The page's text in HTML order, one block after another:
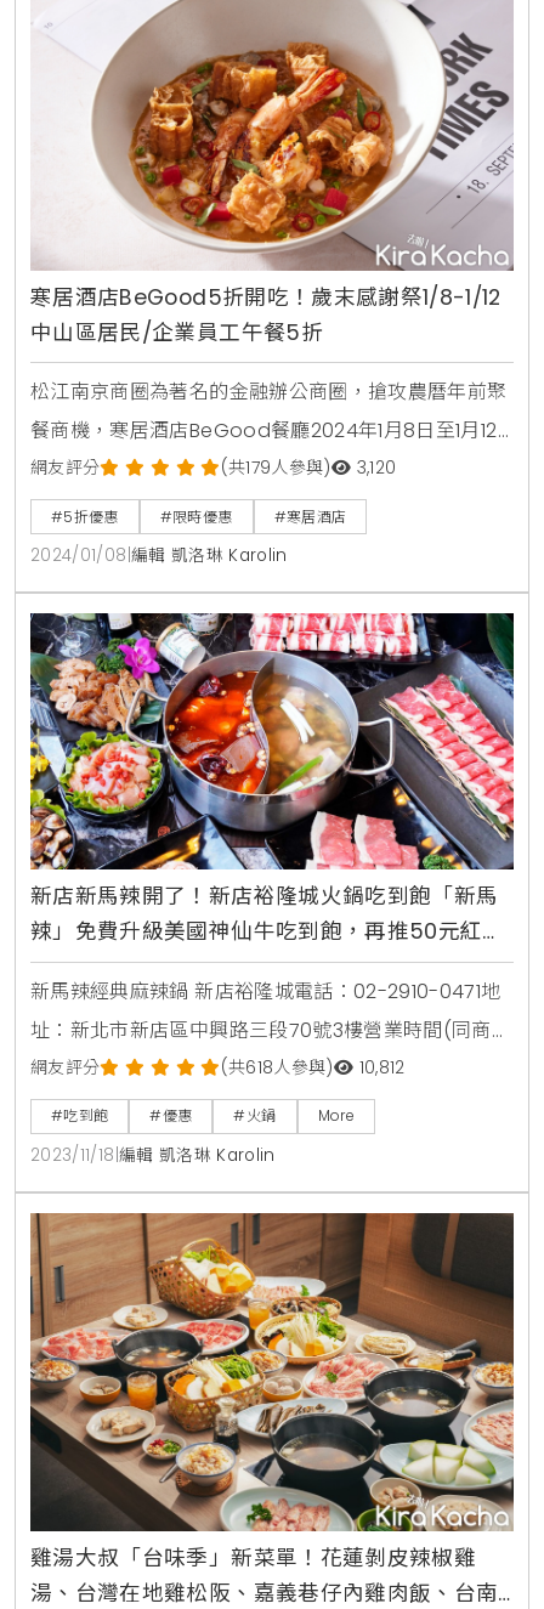
一」，
寒居酒店BeGood5折開吃！歲末感謝祭1/8-1/12
中山區居民/企業員工午餐5折
松江南京商圈為著名的金融辦公商圈，搶攻農曆年前聚
餐商機，寒居酒店BeGood餐廳2024年1月8日至1月12
日推出中山區居民及公司員工午餐5折優惠，午間單點
包括「炭烤菲力」、「油封鴨腿班尼迪克蛋」、「虎蝦
海鮮粥」等27款經典人氣料理，餐點價位從200元至
1,380元，更提供給賓客多元化的自由用餐選擇，任選單
一主菜亦可加價780元，升級為包含沙拉、湯品、甜點
及飲料的套餐。歲末感恩回饋鄰里，凡持相關證
網友評分 (共179人參與) 3,120
#5折優惠 #限時優惠 #寒居酒店
2024/01/08 編輯 凱洛琳 Karolin
新店新馬辣開了！新店裕隆城火鍋吃到飽「新馬
辣」免費升級美國神仙牛吃到飽，再推50元紅白
酒喝到飽
新馬辣經典麻辣鍋 新店裕隆城電話：02-2910-0471地
址：新北市新店區中興路三段70號3樓營業時間(同商
場)：每週日～週四：1100-2130，最後入場：1930每週
五＆週六：1100-2200，最後入場：2000inline網路訂
位 https://reurl.cc/A0MmMY
網友評分 (共618人參與) 10,812
#吃到飽 #優惠 #火鍋 More
2023/11/18 編輯 凱洛琳 Karolin
雞湯大叔「台味季」新菜單！花蓮剝皮辣椒雞
湯、台灣在地雞松阪、嘉義巷仔內雞肉飯、台南